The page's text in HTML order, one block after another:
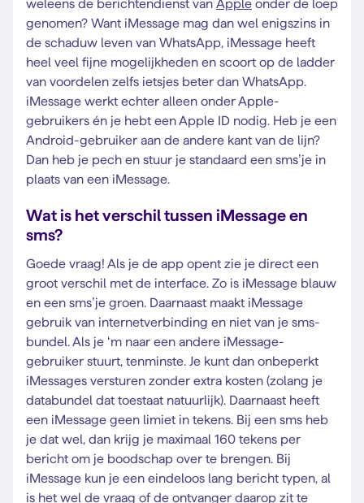
weleens de berichtendienst van Apple onder de loep
genomen? Want iMessage mag dan wel enigszins in
de schaduw leven van WhatsApp, iMessage heeft
heel veel fijne mogelijkheden en scoort op de ladder
van voordelen zelfs ietsjes beter dan WhatsApp.
iMessage werkt echter alleen onder Apple-
gebruikers én je hebt een Apple ID nodig. Heb je een
Android-gebruiker aan de andere kant van de lijn?
Dan heb je pech en stuur je standaard een sms’je in
plaats van een iMessage.
Wat is het verschil tussen iMessage en
sms?
Goede vraag! Als je de app opent zie je direct een
groot verschil met de interface. Zo is iMessage blauw
en een sms’je groen. Daarnaast maakt iMessage
gebruik van internetverbinding en niet van je sms-
bundel. Als je ‘m naar een andere iMessage-
gebruiker stuurt, tenminste. Je kunt dan onbeperkt
iMessages versturen zonder extra kosten (zolang je
databundel dat toestaat natuurlijk). Daarnaast heeft
een iMessage geen limiet in tekens. Bij een sms heb
je dat wel, dan krijg je maximaal 160 tekens per
bericht om je boodschap over te brengen. Bij
iMessage kun je een eindeloos lang bericht typen, al
is het wel de vraag of de ontvanger daarop zit te